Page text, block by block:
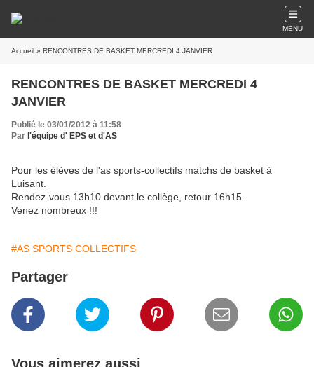
MENU
Accueil » RENCONTRES DE BASKET MERCREDI 4 JANVIER
RENCONTRES DE BASKET MERCREDI 4
JANVIER
Publié le 03/01/2012 à 11:58
Par l'équipe d' EPS et d'AS
Pour les élèves de l'as sports-collectifs matchs de basket à
Luisant.
Rendez-vous 13h10 devant le collège, retour 16h15.
Venez nombreux !!!
#AS SPORTS COLLECTIFS
Partager
Vous aimerez aussi